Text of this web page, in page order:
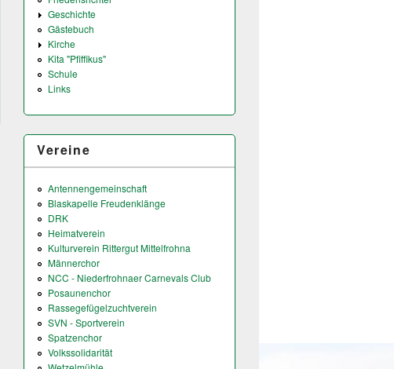
Geschichte
Gästebuch
Kirche
Kita "Pfiffikus"
Schule
Links
Vereine
Antennengemeinschaft
Blaskapelle Freudenklänge
DRK
Heimatverein
Kulturverein Rittergut Mittelfrohna
Männerchor
NCC - Niederfrohnaer Carnevals Club
Posaunenchor
Rassegefügelzuchtverein
SVN - Sportverein
Spatzenchor
Volkssolidarität